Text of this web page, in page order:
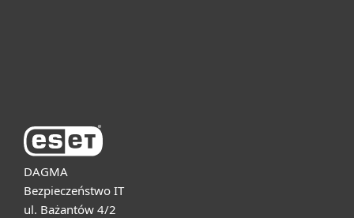
DAGMA
Bezpieczeństwo IT
ul. Bażantów 4/2